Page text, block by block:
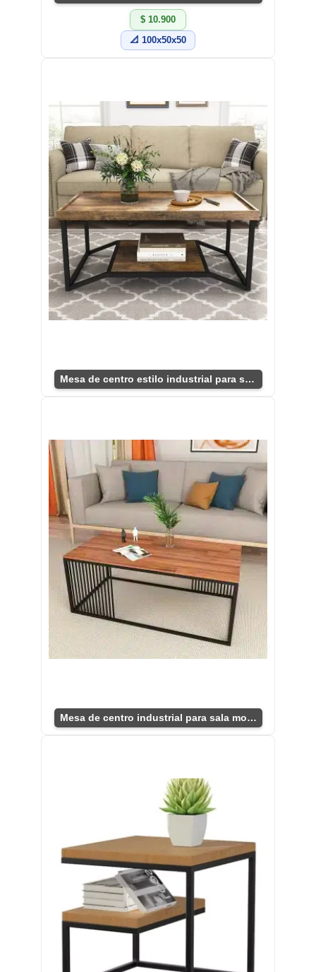
$ 10.900
📐 100x50x50
Mesa de centro estilo industrial para sala moderna
Mesa de centro industrial para sala moderna